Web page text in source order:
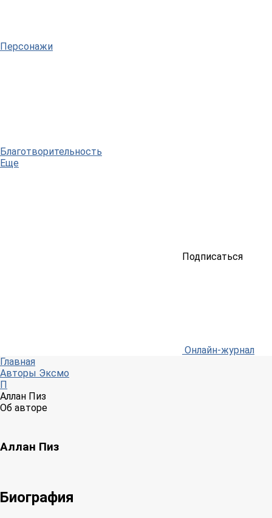
Персонажи
Благотворительность
Еще
Подписаться
Онлайн-журнал
Главная
Авторы Эксмо
П
Аллан Пиз
Об авторе
Аллан Пиз
Биография